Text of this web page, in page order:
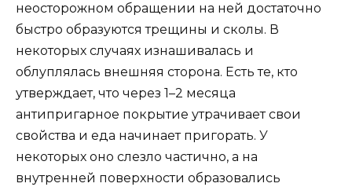
неосторожном обращении на ней достаточно
быстро образуются трещины и сколы. В
некоторых случаях изнашивалась и
облуплялась внешняя сторона. Есть те, кто
утверждает, что через 1–2 месяца
антипригарное покрытие утрачивает свои
свойства и еда начинает пригорать. У
некоторых оно слезло частично, а на
внутренней поверхности образовались